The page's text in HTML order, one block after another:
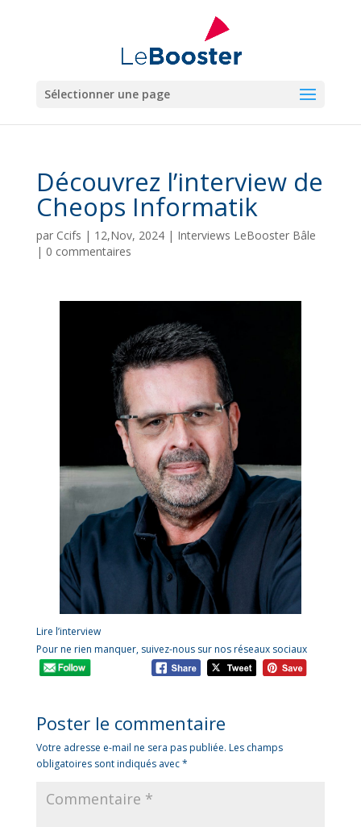
Sélectionner une page
Découvrez l’interview de
Cheops Informatik
par Ccifs | 12,Nov, 2024| Interviews LeBooster Bâle
| 0 commentaires
Lire l’interview
Pour ne rien manquer, suivez-nous sur nos réseaux sociaux
Poster le commentaire
Votre adresse e-mail ne sera pas publiée. Les champs
obligatoires sont indiqués avec*